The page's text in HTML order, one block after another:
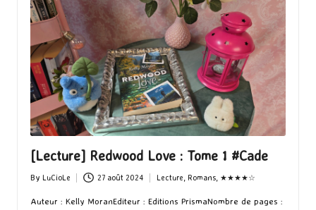
[Lecture] Redwood Love : Tome 1 #Cade
Posted
by
By LuCioLe 27 août 2024
in
Lecture, Romans, ★★★★☆
Auteur : Kelly MoranEditeur : Editions PrismaNombre de pages :